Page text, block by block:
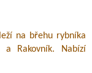
na břehu rybníka
a Rakovník. Nabízí